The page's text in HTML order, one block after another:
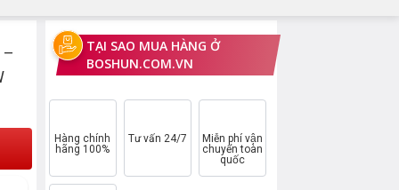
–
TẠI SAO MUA HÀNG Ở
BOSHUN.COM.VN
Hàng chính
hãng 100%
Tư vấn 24/7
Miễn phí vận
chuyển toàn
quốc